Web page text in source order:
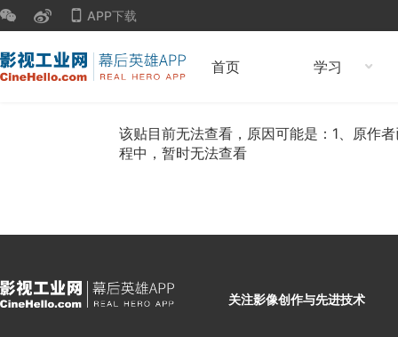
APP下载
首页 学习
该贴目前无法查看，原因可能是：1、原作
程中，暂时无法查看
关注影像创作与先进技术